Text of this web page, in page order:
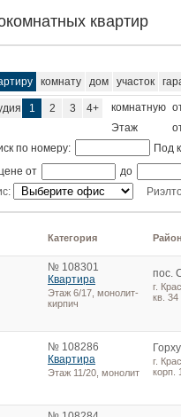
квартир
комнату дом участок
1 2 3 4+ комнатную
Этаж
по номеру:
Под
от
до
Категория
№ 108301
Квартира
Этаж 6/17, монолит-
кирпич
пос.
г.
кв. 34
№ 108286
Квартира
Этаж 11/20, монолит
г.
корп.